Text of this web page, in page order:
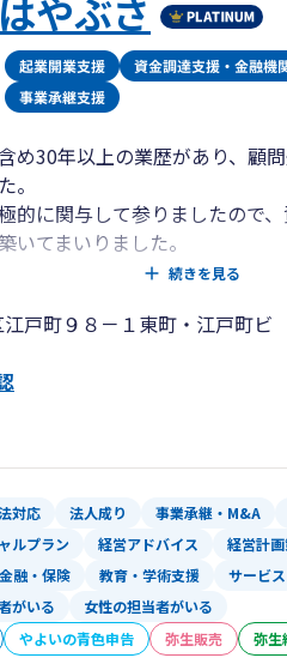
やぶさ
め30年以上の業歴があり、顧
。
的に関与して参りましたので
いてまいりました。
実に実績を積み上げております。
として就任しており、20代から
させていただきながら日々研鑽
資産税の領域においても、中
他、社内承継（MBO）の手法
会社や医療機関の永続的な成
ています。
解決の手段として、組織再編
ながら提案・実行支援をさせて
や経理チェックの他、月次業
続きを見る
戸町９８－１東町・江戸町ビ
対応 法人成り 事業承継・M&A
ルプラン 経営アドバイス 経営計
金融・保険 教育・学術支援 サービス
がいる
女性の担当者がいる
やよいの青色申告 弥生販売 弥生